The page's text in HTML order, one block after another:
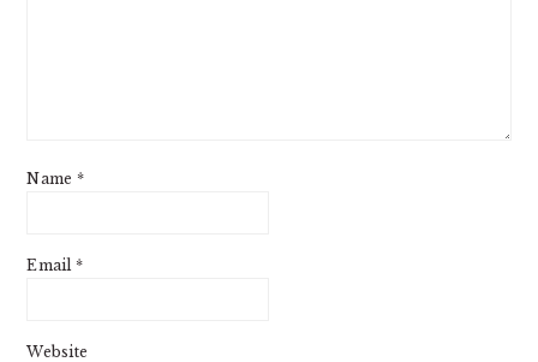
Name *
Email *
Website